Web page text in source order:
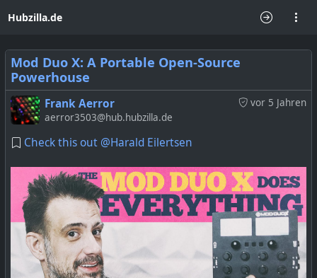
Hubzilla.de
Mod Duo X: A Portable Open-Source
Powerhouse
vor 5 Jahren
Frank Aerror
aerror3503@hub.hubzilla.de
Check this out @Harald Eilertsen